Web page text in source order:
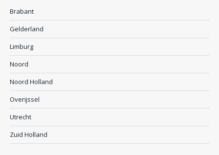
Brabant
Gelderland
Limburg
Noord
Noord Holland
Overijssel
Utrecht
Zuid Holland